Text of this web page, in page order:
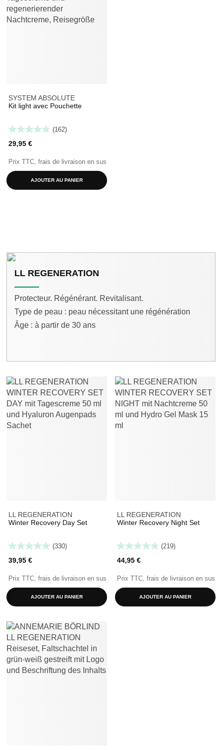
SYSTEM ABSOLUTE
Kit light avec Pouchette
(162)
29,95 €
Prix TTC, frais de livraison en sus
AJOUTER AU PANIER
LL REGENERATION
Protecteur. Régénérant. Revitalisant.
Type de peau : peau nécessitant une régénération
Âge : à partir de 30 ans
LL REGENERATION
Winter Recovery Day Set
(330)
39,95 €
Prix TTC, frais de livraison en sus
AJOUTER AU PANIER
LL REGENERATION
Winter Recovery Night Set
(219)
44,95 €
Prix TTC, frais de livraison en sus
AJOUTER AU PANIER